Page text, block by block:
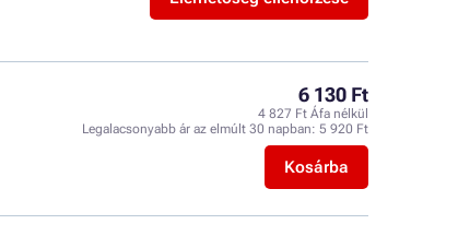
6 130 Ft
4 827 Ft Áfa nélkül
Legalacsonyabb ár az elmúlt 30 napban: 5 920 Ft
Kosárba